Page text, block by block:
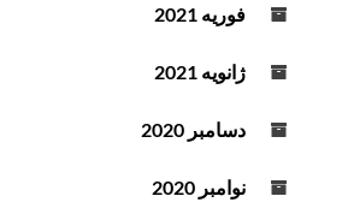
فوریه 2021
ژانویه 2021
دسامبر 2020
نوامبر 2020